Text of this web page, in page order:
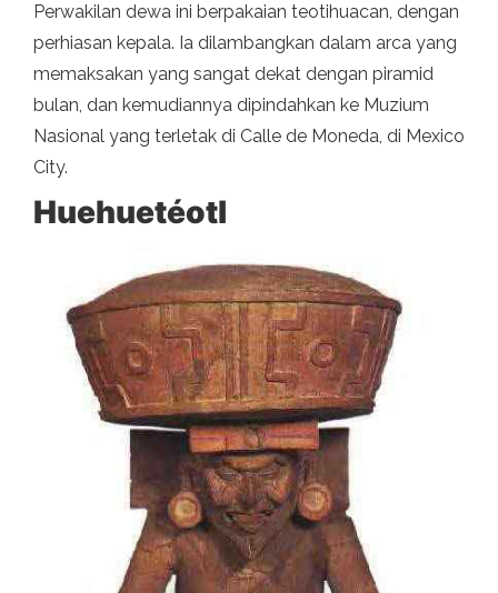
Perwakilan dewa ini berpakaian teotihuacan, dengan
perhiasan kepala. Ia dilambangkan dalam arca yang
memaksakan yang sangat dekat dengan piramid
bulan, dan kemudiannya dipindahkan ke Muzium
Nasional yang terletak di Calle de Moneda, di Mexico
City.
Huehuetéotl